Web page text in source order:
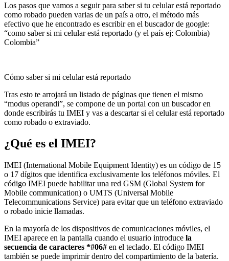
Los pasos que vamos a seguir para saber si tu celular está reportado
como robado pueden varias de un país a otro, el método más
efectivo que he encontrado es escribir en el buscador de google:
“como saber si mi celular está reportado (y el país ej: Colombia)
Colombia”
Cómo saber si mi celular está reportado
Tras esto te arrojará un listado de páginas que tienen el mismo
“modus operandi”, se compone de un portal con un buscador en
donde escribirás tu IMEI y vas a descartar si el celular está reportado
como robado o extraviado.
¿Qué es el IMEI?
IMEI (International Mobile Equipment Identity) es un código de 15
o 17 dígitos que identifica exclusivamente los teléfonos móviles. El
código IMEI puede habilitar una red GSM (Global System for
Mobile communication) o UMTS (Universal Mobile
Telecommunications Service) para evitar que un teléfono extraviado
o robado inicie llamadas.
En la mayoría de los dispositivos de comunicaciones móviles, el
IMEI aparece en la pantalla cuando el usuario introduce la
secuencia de caracteres *#06# en el teclado. El código IMEI
también se puede imprimir dentro del compartimiento de la batería.